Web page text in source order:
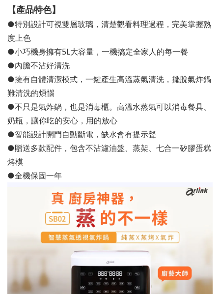
【產品特色】
●特別設計可視雙層玻璃，清楚觀看料理過程，完美掌握熟
度上色
●小巧機身擁有5L大容量，一機搞定全家人的每一餐
●內膽不沾好清洗
●擁有自體清潔模式，一鍵產生高溫蒸氣清洗，擺脫氣炸鍋
難清洗的煩惱
●不只是氣炸鍋，也是消毒櫃。高溫水蒸氣可以消毒餐具、
奶瓶，讓你吃的安心，用的放心
●智能設計開門自動斷電，缺水會有提示聲
●贈送多款配件，包含不沾濾油盤、蒸架、七合一矽膠蛋糕
烤模
●全機保固一年